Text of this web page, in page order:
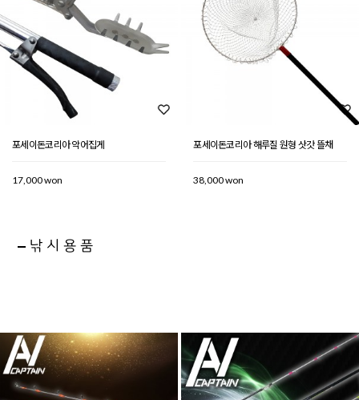
포세이돈코리아 악어집게
17,000 won
포세이돈코리아 해루질 원형 삿갓 뜰채
38,000 won
낚시용품